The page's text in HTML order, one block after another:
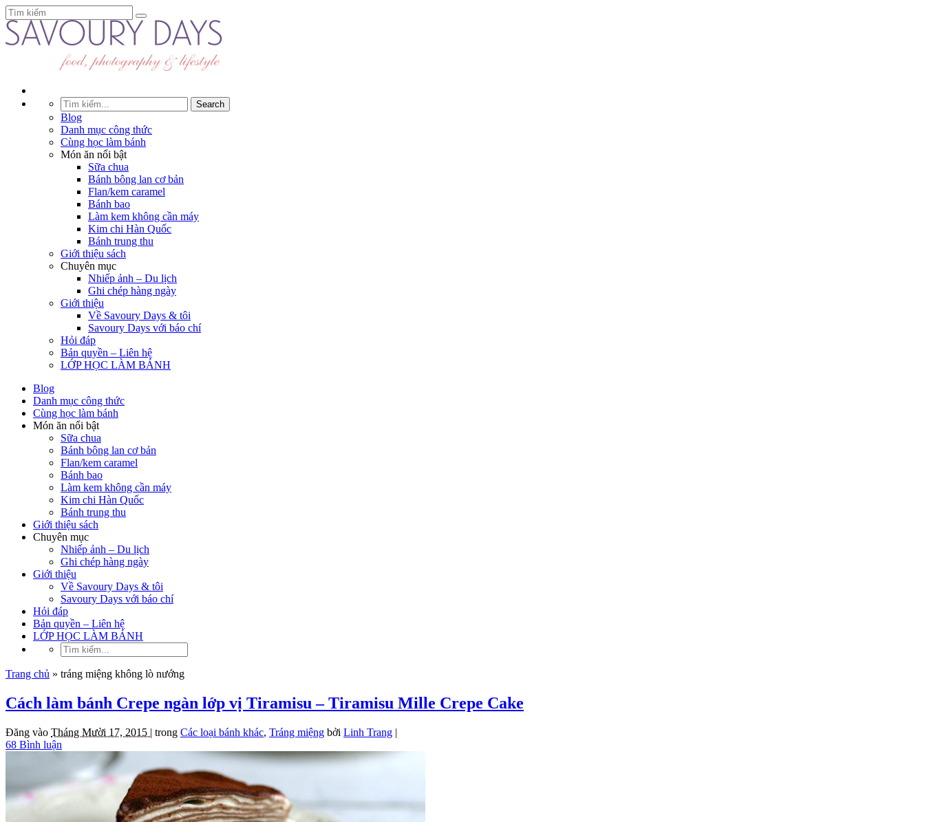
Blog
Danh mục công thức
Cùng học làm bánh
Món ăn nổi bật
Sữa chua
Bánh bông lan cơ bản
Flan/kem caramel
Bánh bao
Làm kem không cần máy
Kim chi Hàn Quốc
Bánh trung thu
Giới thiệu sách
Chuyên mục
Nhiếp ảnh – Du lịch
Ghi chép hàng ngày
Giới thiệu
Về Savoury Days & tôi
Savoury Days với báo chí
Hỏi đáp
Bản quyền – Liên hệ
LỚP HỌC LÀM BÁNH
Blog
Danh mục công thức
Cùng học làm bánh
Món ăn nổi bật
Sữa chua
Bánh bông lan cơ bản
Flan/kem caramel
Bánh bao
Làm kem không cần máy
Kim chi Hàn Quốc
Bánh trung thu
Giới thiệu sách
Chuyên mục
Nhiếp ảnh – Du lịch
Ghi chép hàng ngày
Giới thiệu
Về Savoury Days & tôi
Savoury Days với báo chí
Hỏi đáp
Bản quyền – Liên hệ
LỚP HỌC LÀM BÁNH
Trang chủ » tráng miệng không lò nướng
Cách làm bánh Crepe ngàn lớp vị Tiramisu – Tiramisu Mille Crepe Cake
Đăng vào Tháng Mười 17, 2015 | trong Các loại bánh khác, Tráng miệng bởi Linh Trang |
68 Bình luận